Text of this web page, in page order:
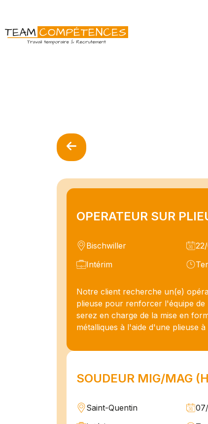
OPERATEUR SUR
Bischwiller
Intérim
Notre client recherche un(e)
plieuse pour renforcer l'équipe de
serez en charge de la mise en
métalliques à l'aide d'une plieuse
SOUDEUR MIG/MAG
Saint-Quentin